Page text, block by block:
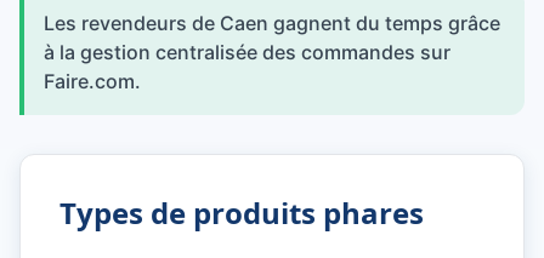
Les revendeurs de Caen gagnent du temps grâce
à la gestion centralisée des commandes sur
Faire.com.
Types de produits phares